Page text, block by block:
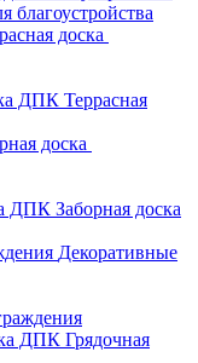
благоустройства
доска
Террасная
доска
Заборная доска
Декоративные
Грядочная